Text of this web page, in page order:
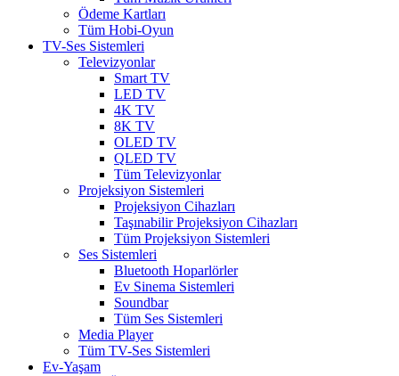
Ödeme Kartları
Tüm Hobi-Oyun
TV-Ses Sistemleri
Televizyonlar
Smart TV
LED TV
4K TV
8K TV
OLED TV
QLED TV
Tüm Televizyonlar
Projeksiyon Sistemleri
Projeksiyon Cihazları
Taşınabilir Projeksiyon Cihazları
Tüm Projeksiyon Sistemleri
Ses Sistemleri
Bluetooth Hoparlörler
Ev Sinema Sistemleri
Soundbar
Tüm Ses Sistemleri
Media Player
Tüm TV-Ses Sistemleri
Ev-Yaşam